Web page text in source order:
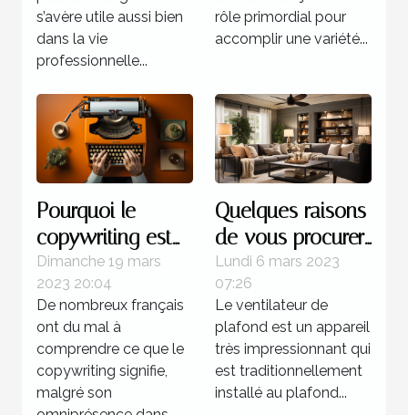
s’avère utile aussi bien
dans la vie
professionnelle...
marché ?
rôle primordial pour
accomplir une variété...
Pourquoi le
copywriting est
votre meilleur
atout commercial
?
Dimanche 19 mars
2023 20:04
De nombreux français
ont du mal à
comprendre ce que le
copywriting signifie,
malgré son
Quelques raisons
de vous procurer
un ventilateur de
plafond
Lundi 6 mars 2023
07:26
Le ventilateur de
plafond est un appareil
très impressionnant qui
est traditionnellement
installé au plafond...